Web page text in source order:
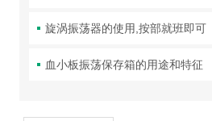
旋涡振荡器的使用,按部就班即可
血小板振荡保存箱的用途和特征